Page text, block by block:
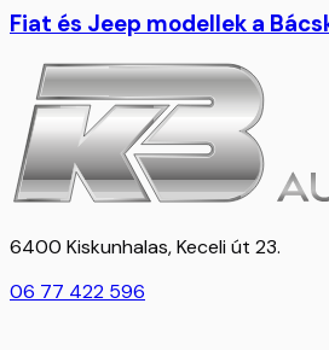
Fiat és Jeep modellek a
6400 Kiskunhalas, Keceli út 23.
06 77 422 596